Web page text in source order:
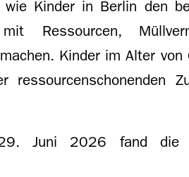
wie Kinder in Berlin den
Ressourcen,
Kinder im Alter
ressourcenschonenden
Juni 2026 fand die